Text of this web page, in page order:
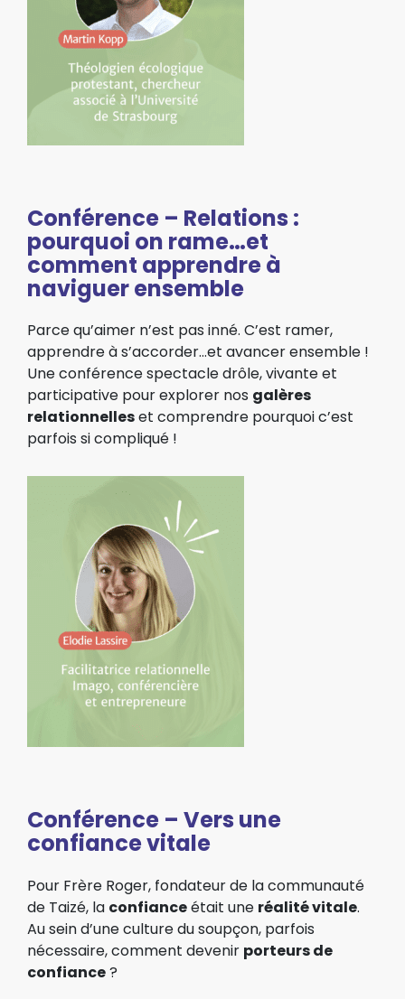
Conférence – Relations :
pourquoi on rame…et
comment apprendre à
naviguer ensemble
Parcequ’aimer n’est pas inné. C’est ramer,
apprendreà s’accorder…et avancer ensemble !
Une conférence spectacle drôle, vivanteet
participative pour explorer nos galères
relationnelleset comprendre pourquoic’est
parfois si compliqué !
Conférence – Vers une
confiance vitale
Pour Frère Roger, fondateurde la communauté
de Taizé, la confianceétait une réalité vitale.
Au seind’une culture du soupçon, parfois
nécessaire,comment devenir porteursde
confiance?